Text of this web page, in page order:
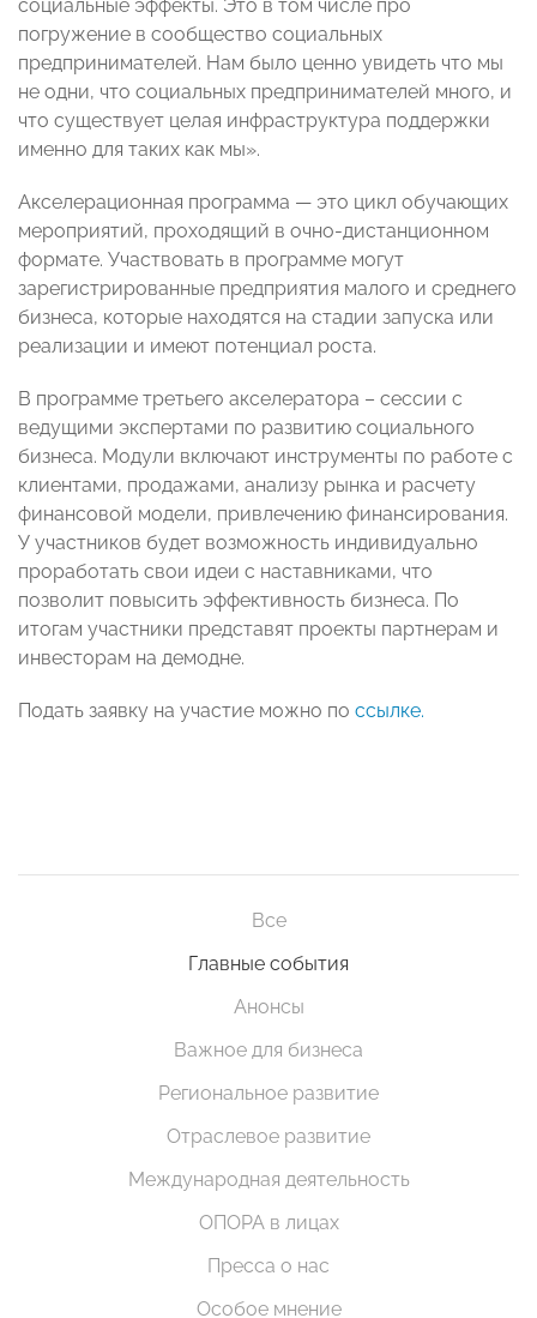
социальные эффекты. Это в том числе про
погружение в сообщество социальных
предпринимателей. Нам было ценно увидеть что мы
не одни, что социальных предпринимателей много, и
что существует целая инфраструктура поддержки
именно для таких как мы».
Акселерационная программа — это цикл обучающих
мероприятий, проходящий в очно-дистанционном
формате. Участвовать в программе могут
зарегистрированные предприятия малого и среднего
бизнеса, которые находятся на стадии запуска или
реализации и имеют потенциал роста.
В программе третьего акселератора – сессии с
ведущими экспертами по развитию социального
бизнеса. Модули включают инструменты по работе с
клиентами, продажами, анализу рынка и расчету
финансовой модели, привлечению финансирования.
У участников будет возможность индивидуально
проработать свои идеи с наставниками, что
позволит повысить эффективность бизнеса. По
итогам участники представят проекты партнерам и
инвесторам на демодне.
Подать заявку на участие можно по ссылке.
Все
Главные события
Анонсы
Важное для бизнеса
Региональное развитие
Отраслевое развитие
Международная деятельность
ОПОРА в лицах
Пресса о нас
Особое мнение